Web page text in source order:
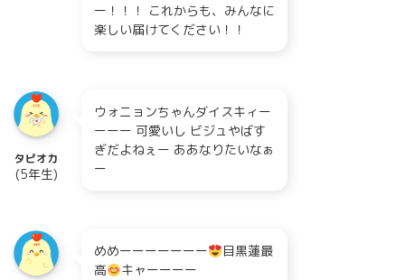
ー！！！ これからも、みんなに
楽しい届けてください！！
タピオカ
(5年生)
ウォニョンちゃんダイスキィー
ーーー 可愛いし ビジュやばす
ぎだよねぇー ああなりたいなぁ
ー
めめーーーーーーー
目黒蓮最
高
キャーーーー